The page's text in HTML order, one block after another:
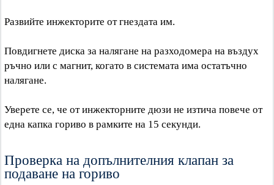
Развийте инжекторите от гнездата им.
Повдигнете диска за налягане на разходомера на въздух
ръчно или с магнит, когато в системата има остатъчно
налягане.
Уверете се, че от инжекторните дюзи не изтича повече от
една капка гориво в рамките на 15 секунди.
Проверка на допълнителния клапан за
подаване на гориво